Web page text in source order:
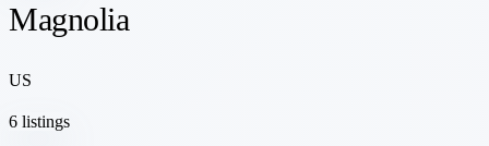
Magnolia
US
6 listings